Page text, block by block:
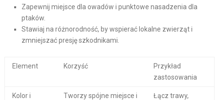
Zapewnij miejsce dla owadów i punktowe nasadzenia dla
ptaków.
Stawiaj na różnorodność, by wspierać lokalne zwierząt i
zmniejszać presję szkodnikami.
Element Korzyść
Przykład
zastosowania
Kolor i
Tworzy spójne miejsce i
Łącz trawy,